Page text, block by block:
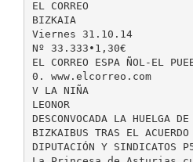
EL CORREO
BIZKAIA
Viernes 31.10.14
Nº 33.333•1,30€
EL CORREO ESPA ÑOL-EL
0. www.elcorreo.com
V LA NIÑA
LEONOR
DESCONVOCADA LA HUELGA DE
BIZKAIBUS TRAS EL ACUERDO
DIPUTACIÓN Y SINDICATOS